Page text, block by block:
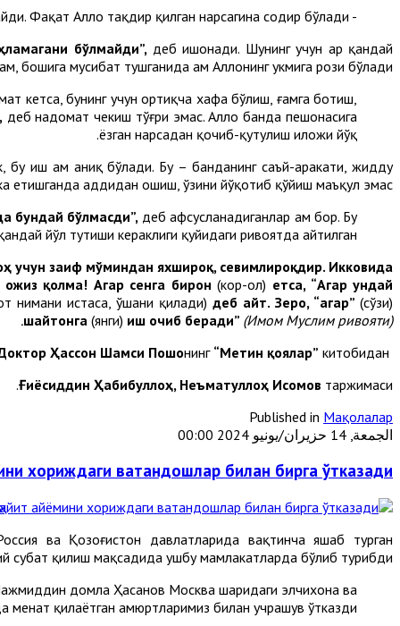
- Ҳеч бир жонга Аллоҳ тақдир қилиб битган нарсадан бошқаси тегмайди. Фақат Аллоҳ тақдир қилган нарсагина содир бўлади.
бўлмайди”, деб ишонади. Шунинг учун ҳар қандай
бошига мусибат тушганида ҳам Аллоҳнинг ҳукмига рози бўлади.
кетса, бунинг учун ортиқча хафа бўлиш, ғамга ботиш,
деб надомат чекиш тўғри эмас. Аллоҳ банда пешонасига
ёзган нарсадан қочиб-қутулиш иложи йўқ.
иш ҳам аниқ бўлади. Бу – банданинг саъй-ҳаракати, жидду
етишганда ҳаддидан ошиш, ўзини йўқотиб қўйиш маъқул эмас.
бундай бўлмасди”, деб афсусланадиганлар ҳам бор. Бу
йўл тутиши кераклиги қуйидаги ривоятда айтилган.
учун заиф мўминдан яхшироқ, севимлироқдир. Икковида
қолма! Агар сенга бирон(кор-ҳол) етса, “Агар ундай
нимани истаса, ўшани қилади) деб айт. Зеро, “агар”(сўзи)
шайтонга (янги) иш очиб беради” (Имом Муслим ривояти).
Ҳассон Шамси Пошонинг “Метин қоялар” китобидан
Ғиёсиддин Ҳабибуллоҳ, Неъматуллоҳ Исомов таржимаси.
Published in Мақолалар
الجمعة, 14 حزيران/يونيو 2024 00:00
хориждаги ватандошлар билан бирга ўтказади
ва Қозоғистон давлатларида вақтинча яшаб турган
суҳбат қилиш мақсадида ушбу мамлакатларда бўлиб турибди.
домла Ҳасанов Москва шаҳридаги элчихона ва
қилаётган ҳамюртларимиз билан учрашув ўтказди.